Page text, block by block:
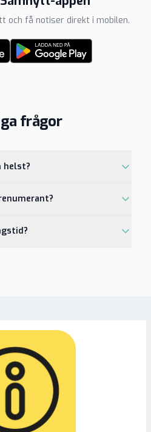
och få notiser direkt i mobilen.
frågor
helst?